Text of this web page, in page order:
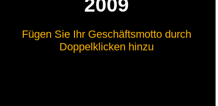
2009
Fügen Sie Ihr Geschäftsmotto durch
Doppelklicken hinzu